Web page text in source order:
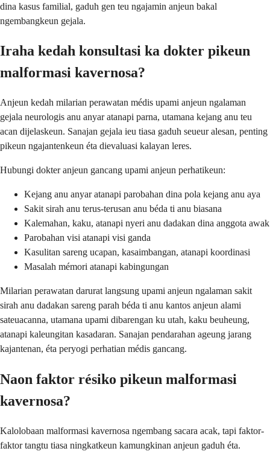
dina kasus familial, gaduh gen teu ngajamin anjeun bakal
ngembangkeun gejala.
Iraha kedah konsultasi ka dokter pikeun
malformasi kavernosa?
Anjeun kedah milarian perawatan médis upami anjeun ngalaman
gejala neurologis anu anyar atanapi parna, utamana kejang anu teu
acan dijelaskeun. Sanajan gejala ieu tiasa gaduh seueur alesan, penting
pikeun ngajantenkeun éta dievaluasi kalayan leres.
Hubungi dokter anjeun gancang upami anjeun perhatikeun:
Kejang anu anyar atanapi parobahan dina pola kejang anu aya
Sakit sirah anu terus-terusan anu béda ti anu biasana
Kalemahan, kaku, atanapi nyeri anu dadakan dina anggota awak
Parobahan visi atanapi visi ganda
Kasulitan sareng ucapan, kasaimbangan, atanapi koordinasi
Masalah mémori atanapi kabingungan
Milarian perawatan darurat langsung upami anjeun ngalaman sakit
sirah anu dadakan sareng parah béda ti anu kantos anjeun alami
sateuacanna, utamana upami dibarengan ku utah, kaku beuheung,
atanapi kaleungitan kasadaran. Sanajan pendarahan ageung jarang
kajantenan, éta peryogi perhatian médis gancang.
Naon faktor résiko pikeun malformasi
kavernosa?
Kalolobaan malformasi kavernosa ngembang sacara acak, tapi faktor-
faktor tangtu tiasa ningkatkeun kamungkinan anjeun gaduh éta.